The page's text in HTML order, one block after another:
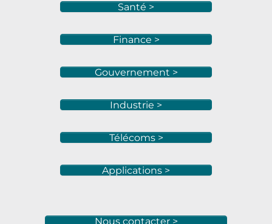
Santé >
Finance >
Gouvernement >
Industrie >
Télécoms >
Applications >
Nous contacter >